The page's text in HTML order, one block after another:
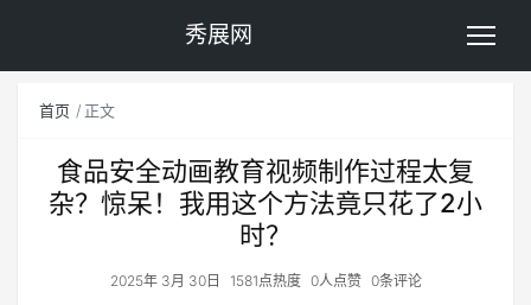
秀展网
首页 正文
食品安全动画教育视频制作过程太复
杂？惊呆！我用这个方法竟只花了2小
时？
2025年 3月 30日 1581点热度 0人点赞 0条评论